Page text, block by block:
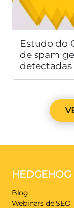
Estudo do
de spam
detectadas
HEDGEHOG
Blog
Webinars de SEO